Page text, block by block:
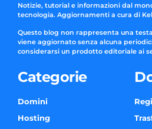
Notizie, tutorial e informazioni dal
tecnologia. Aggiornamenti a cura di
Questo blog non rappresenta una
viene aggiornato senza alcuna
considerarsi un prodotto editoriale ai
Categorie
Domini
Hosting